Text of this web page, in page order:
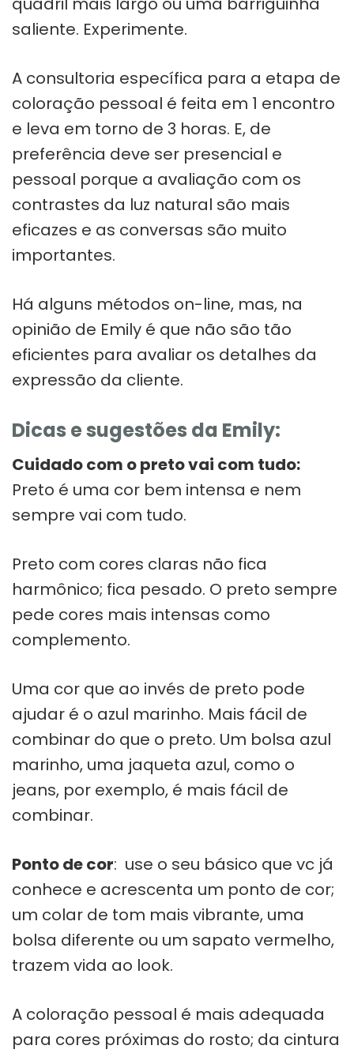
saliente. Experimente.
A consultoria específica para a etapa de
coloração pessoal é feita em 1 encontro
e leva em torno de 3 horas. E, de
preferência deve ser presencial e
pessoal porque a avaliação com os
contrastes da luz natural são mais
eficazes e as conversas são muito
importantes.
Há alguns métodos on-line, mas, na
opinião de Emily é que não são tão
eficientes para avaliar os detalhes da
expressão da cliente.
Dicas e sugestões da Emily:
Cuidado com o preto vai com tudo:
Preto é uma cor bem intensa e nem
sempre vai com tudo.
Preto com cores claras não fica
harmônico; fica pesado. O preto sempre
pede cores mais intensas como
complemento.
Uma cor que ao invés de preto pode
ajudar é o azul marinho. Mais fácil de
combinar do que o preto. Um bolsa azul
marinho, uma jaqueta azul, como o
jeans, por exemplo, é mais fácil de
combinar.
Ponto de cor: use o seu básico que vc já
conhece e acrescenta um ponto de cor;
um colar de tom mais vibrante, uma
bolsa diferente ou um sapato vermelho,
trazem vida ao look.
A coloração pessoal é mais adequada
para cores próximas do rosto; da cintura